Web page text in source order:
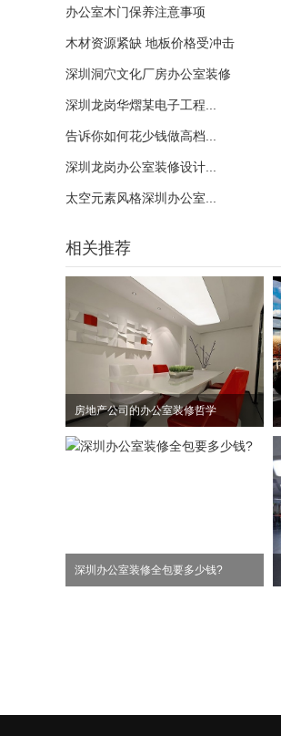
办公室木门保养注意事项
木材资源紧缺 地板价格受冲击
深圳洞穴文化厂房办公室装修
深圳龙岗华熠某电子工程...
告诉你如何花少钱做高档...
深圳龙岗办公室装修设计...
太空元素风格深圳办公室...
相关推荐
房地产公司的办公室装修哲学
深圳办公室装修全包要多少钱?